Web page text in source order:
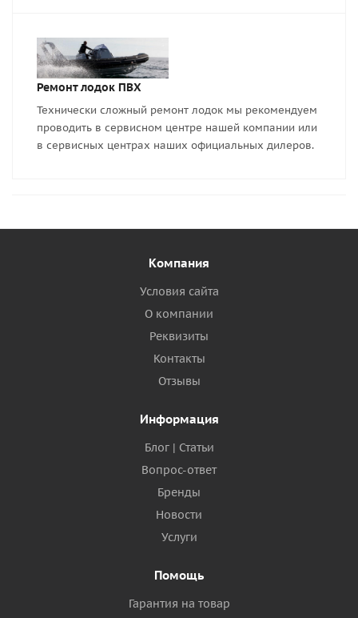
Ремонт лодок ПВХ
Технически сложный ремонт лодок мы рекомендуем
проводить в сервисном центре нашей компании или
в сервисных центрах наших официальных дилеров.
Компания
Условия сайта
О компании
Реквизиты
Контакты
Отзывы
Информация
Блог | Статьи
Вопрос-ответ
Бренды
Новости
Услуги
Помощь
Гарантия на товар